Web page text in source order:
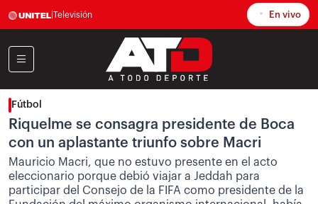
Televisión En vivo
Fútbol
Riquelme se consagra presidente de Boca
con un aplastante triunfo sobre Macri
Mauricio Macri, que no estuvo presente en el acto
eleccionario porque debió viajar a Jeddah para
participar del Consejo de la FIFA como presidente de la